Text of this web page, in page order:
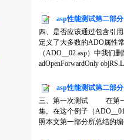
asp性能测试第二部
四、是否应该通过包含引
定义了大多数的ADO属性
（ADO__02.asp）中我们
adOpenForwardOnly
asp性能测试第二部
三、第一次测试 在第一
集。在这个例子（
照本文第一部分所总结的